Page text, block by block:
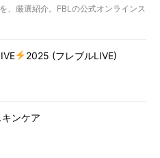
、厳選紹介。FBLの公式オンラインス
2025 (フレブルLIVE)
キンケア